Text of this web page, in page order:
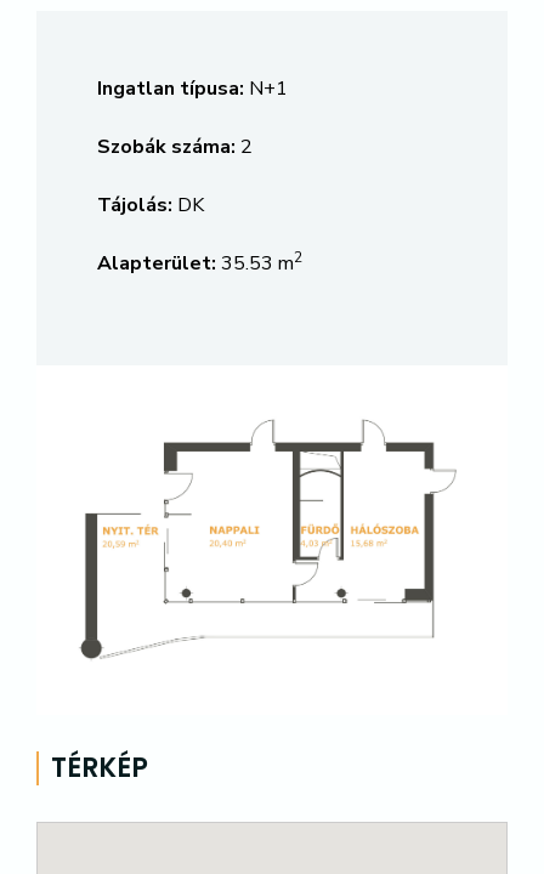
Ingatlan típusa: N+1
Szobák száma: 2
Tájolás: DK
Alapterület: 35.53 m2
TÉRKÉP